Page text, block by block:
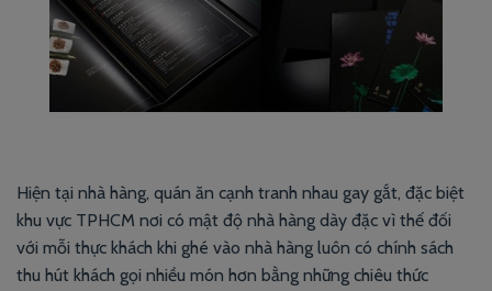
Hiện tại nhà hàng, quán ăn cạnh tranh nhau gay gắt, đặc biệt
khu vực TPHCM nơi có mật độ nhà hàng dày đặc vì thế đối
với mỗi thực khách khi ghé vào nhà hàng luôn có chính sách
thu hút khách gọi nhiều món hơn bằng những chiêu thức